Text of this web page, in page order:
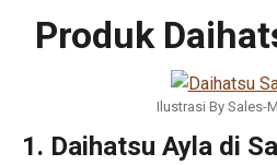
Produk
Ilustrasi By Sales-
1. Daihatsu Ayla di